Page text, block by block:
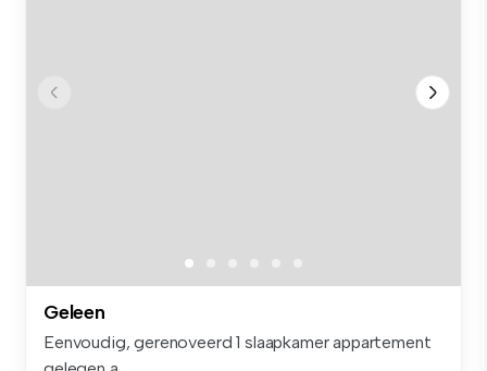
Geleen
Eenvoudig, gerenoveerd 1 slaapkamer appartement